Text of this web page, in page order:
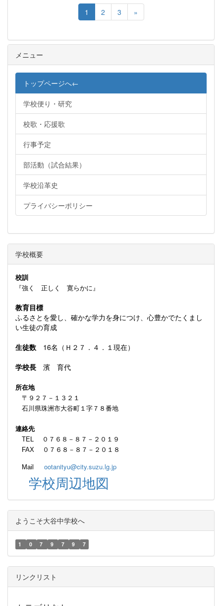
1 2 3 »
メニュー
トップページへ←
学校便り・研究
校歌・応援歌
行事予定
部活動（試合結果）
学校沿革史
プライバシーポリシー
学校概要
校訓
『強く 正しく 寛らかに』
教育目標
ふるさとを愛し、確かな学力を身につけ、心豊かでたくまし
い生徒の育成
生徒数 16名（Ｈ２７．４．１現在）
学校長 濱 育代
所在地
〒９２７－１３２１
石川県珠洲市大谷町１字７８番地
連絡先
TEL ０７６８－８７－２０１９
FAX ０７６８－８７－２０１８
Mail ootanityu@city.suzu.lg.jp
学校周辺地図
ようこそ大谷中学校へ
1 0 7 9 7 9 7
リンクリスト